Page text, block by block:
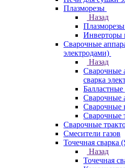
Плазморезы
Назад
Плазморезы
Инверторы
Сварочные
электродами)
Назад
Сварочные
сварка
Балластные
Сварочные
Сварочные
Сварочные
Сварочные
Смесители газов
Точечная сварка
Назад
Точечная